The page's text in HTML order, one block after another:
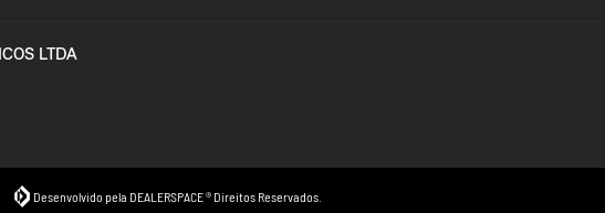
LTDA
Desenvolvido pela DEALERSPACE ® Direitos Reservados.